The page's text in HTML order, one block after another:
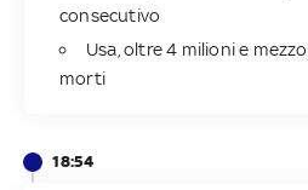
consecutivo
Usa, oltre 4 milioni e
morti
18:54